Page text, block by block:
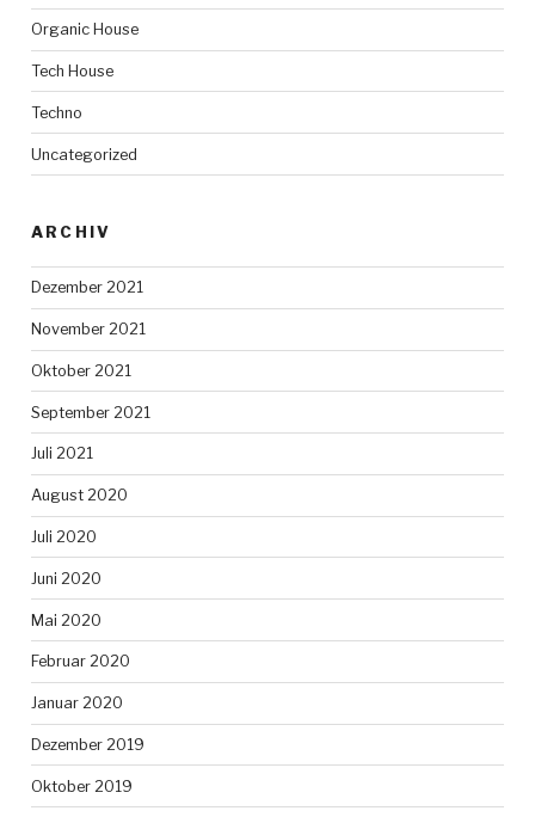
Organic House
Tech House
Techno
Uncategorized
ARCHIV
Dezember 2021
November 2021
Oktober 2021
September 2021
Juli 2021
August 2020
Juli 2020
Juni 2020
Mai 2020
Februar 2020
Januar 2020
Dezember 2019
Oktober 2019